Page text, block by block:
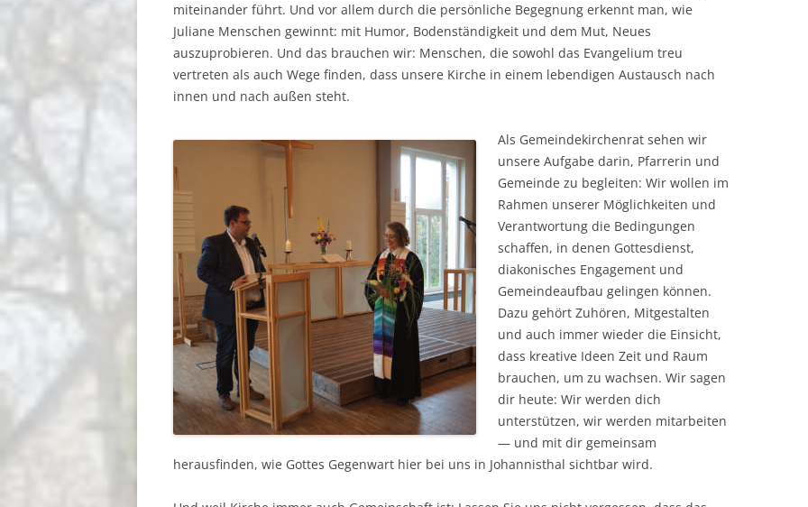
miteinander führt. Und vor allem durch die persönliche Begegnung erkennt man, wie
Juliane Menschen gewinnt: mit Humor, Bodenständigkeit und dem Mut, Neues
auszuprobieren. Und das brauchen wir: Menschen, die sowohl das Evangelium treu
vertreten als auch Wege finden, dass unsere Kirche in einem lebendigen Austausch nach
innen und nach außen steht.
Als Gemeindekirchenrat sehen wir
unsere Aufgabe darin, Pfarrerin und
Gemeinde zu begleiten: Wir wollen im
Rahmen unserer Möglichkeiten und
Verantwortung die Bedingungen
schaffen, in denen Gottesdienst,
diakonisches Engagement und
Gemeindeaufbau gelingen können.
Dazu gehört Zuhören, Mitgestalten
und auch immer wieder die Einsicht,
dass kreative Ideen Zeit und Raum
brauchen, um zu wachsen. Wir sagen
dir heute: Wir werden dich
unterstützen, wir werden mitarbeiten
— und mit dir gemeinsam
herausfinden, wie Gottes Gegenwart hier bei uns in Johannisthal sichtbar wird.